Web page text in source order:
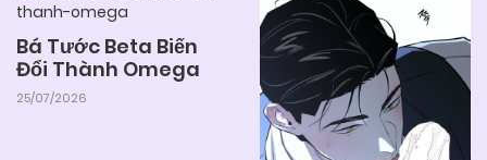
Bá Tước Beta Biến
Đổi Thành Omega
25/07/2026